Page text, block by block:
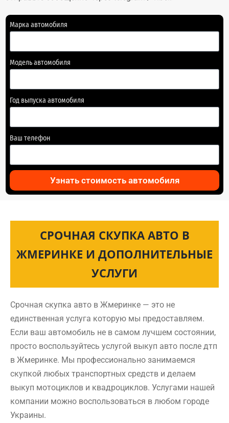
Марка автомобиля
Модель автомобиля
Год выпуска автомобиля
Ваш телефон
Узнать стоимость автомобиля
СРОЧНАЯ СКУПКА АВТО В
ЖМЕРИНКЕ И ДОПОЛНИТЕЛЬНЫЕ
УСЛУГИ
Срочная скупка авто в Жмеринке — это не
единственная услуга которую мы предоставляем.
Если ваш автомобиль не в самом лучшем состоянии,
просто воспользуйтесь услугой выкуп авто после дтп
в Жмеринке. Мы профессионально занимаемся
скупкой любых транспортных средств и делаем
выкуп мотоциклов и квадроциклов. Услугами нашей
компании можно воспользоваться в любом городе
Украины.